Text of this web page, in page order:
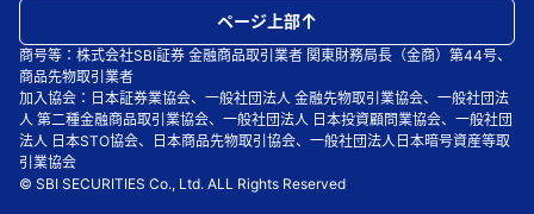
商号等：株式会社SBI証券 金融商品取引業者 関東財務局長（金商）第44号、
商品先物取引業者
加入協会：日本証券業協会、一般社団法人 金融先物取引業協会、一般社団法
人 第二種金融商品取引業協会、一般社団法人 日本投資顧問業協会、一般社団
法人 日本STO協会、日本商品先物取引協会、一般社団法人日本暗号資産等取
引業協会
© SBI SECURITIES Co., Ltd. ALL Rights Reserved
ページ上部